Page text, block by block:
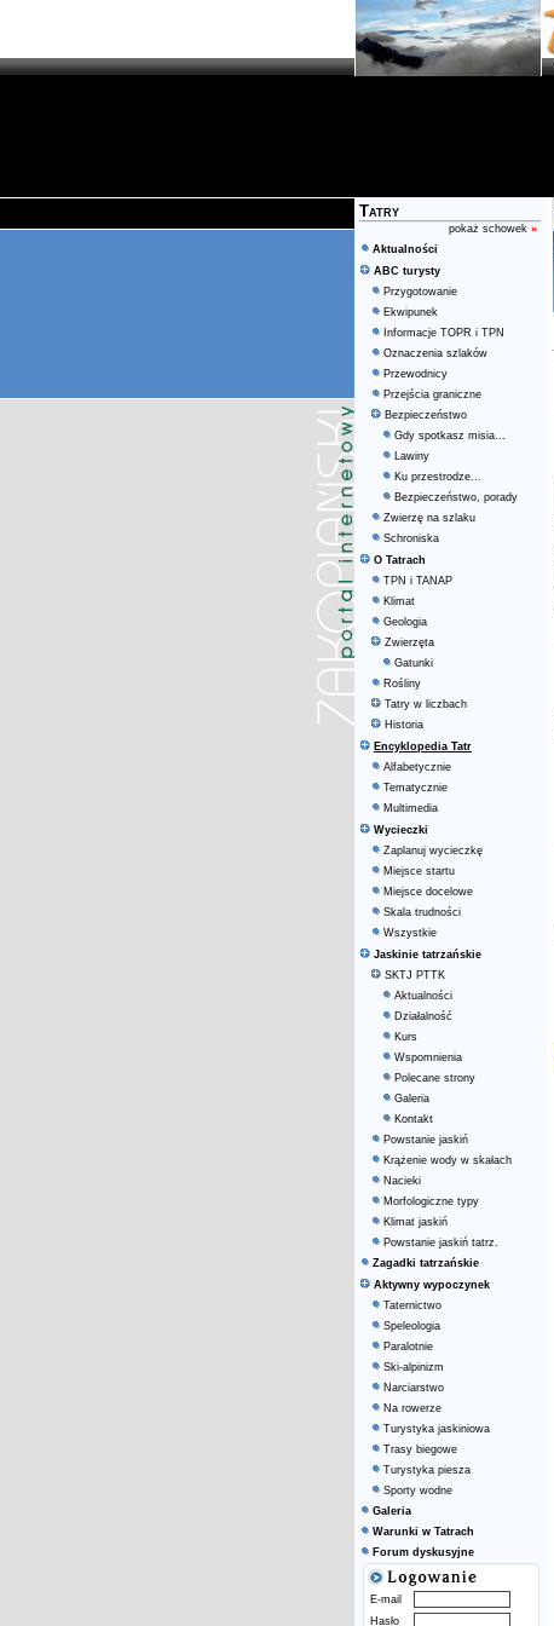
Tatry
pokaż schowek »
Aktualności
ABC turysty
Przygotowanie
Ekwipunek
Informacje TOPR i TPN
Oznaczenia szlaków
Przewodnicy
Przejścia graniczne
Bezpieczeństwo
Gdy spotkasz misia...
Lawiny
Ku przestrodze...
Bezpieczeństwo, porady
Zwierzę na szlaku
Schroniska
O Tatrach
TPN i TANAP
Klimat
Geologia
Zwierzęta
Gatunki
Rośliny
Tatry w liczbach
Historia
Encyklopedia Tatr
Alfabetycznie
Tematycznie
Multimedia
Wycieczki
Zaplanuj wycieczkę
Miejsce startu
Miejsce docelowe
Skala trudności
Wszystkie
Jaskinie tatrzańskie
SKTJ PTTK
Aktualności
Działalność
Kurs
Wspomnienia
Polecane strony
Galeria
Kontakt
Powstanie jaskiń
Krążenie wody w skałach
Nacieki
Morfologiczne typy
Klimat jaskiń
Powstanie jaskiń tatrz.
Zagadki tatrzańskie
Aktywny wypoczynek
Taternictwo
Speleologia
Paralotnie
Ski-alpinizm
Narciarstwo
Na rowerze
Turystyka jaskiniowa
Trasy biegowe
Turystyka piesza
Sporty wodne
Galeria
Warunki w Tatrach
Forum dyskusyjne
E-mail
Hasło